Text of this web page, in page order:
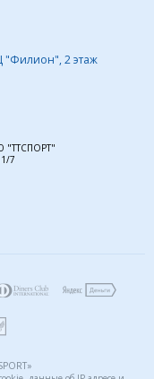
"Филион", 2 этаж
"ТТСПОРТ"
7